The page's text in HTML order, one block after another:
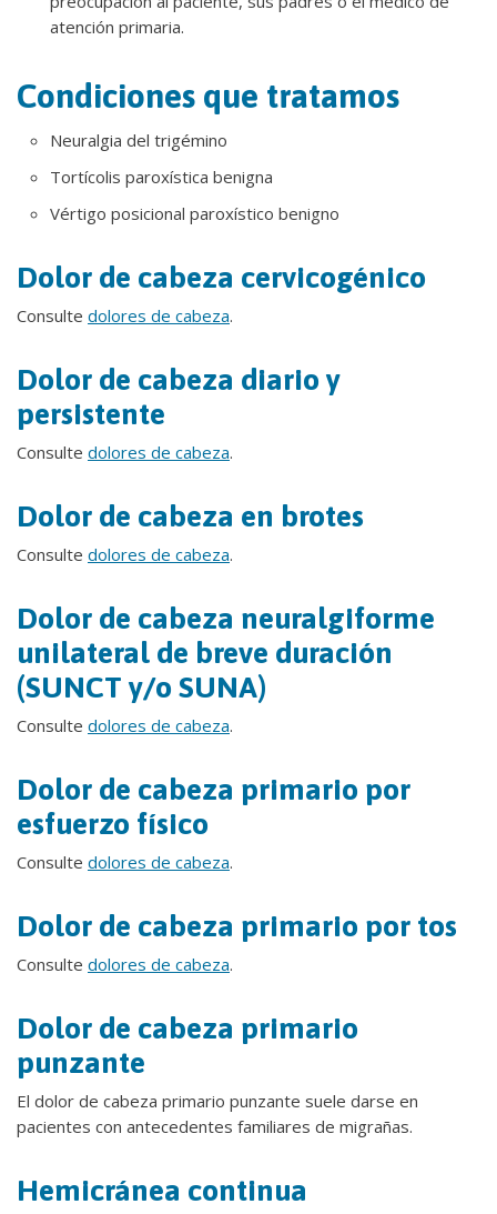
atención primaria.
Condiciones que tratamos
Neuralgia del trigémino
Tortícolis paroxística benigna
Vértigo posicional paroxístico benigno
Dolor de cabeza cervicogénico
Consulte dolores de cabeza.
Dolor de cabeza diario y
persistente
Consulte dolores de cabeza.
Dolor de cabeza en brotes
Consulte dolores de cabeza.
Dolor de cabeza neuralgiforme
unilateral de breve duración
(SUNCT y/o SUNA)
Consulte dolores de cabeza.
Dolor de cabeza primario por
esfuerzo físico
Consulte dolores de cabeza.
Dolor de cabeza primario por tos
Consulte dolores de cabeza.
Dolor de cabeza primario
punzante
El dolor de cabeza primario punzante suele darse en
pacientes con antecedentes familiares de migrañas.
Hemicránea continua